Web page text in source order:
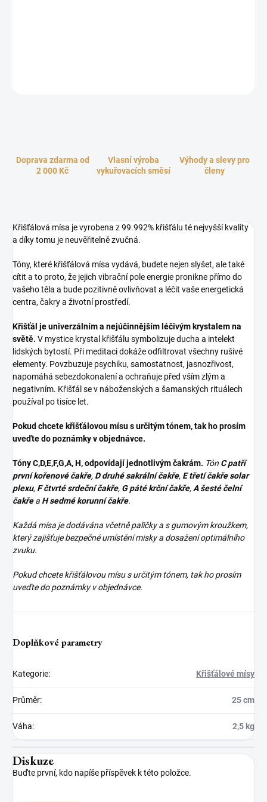
Doprava zdarma od
2 000 Kč
Vlasní výroba
vykuřovacích směsí
Výhody a slevy pro
členy
Křišťálová mísa je vyrobena z 99.992% křišťálu té nejvyšší kvality
a díky tomu je neuvěřitelně zvučná.
Tóny, které křišťálová mísa vydává, budete nejen slyšet, ale také
cítit a to proto, že jejich vibrační pole energie pronikne přímo do
vašeho těla a bude pozitivně ovlivňovat a léčit vaše energetická
centra, čakry a životní prostředí.
Křišťál je univerzálním a nejúčinnějším léčivým krystalem na
světě. V mystice krystal křišťálu symbolizuje ducha a intelekt
lidských bytostí. Při meditaci dokáže odfiltrovat všechny rušivé
elementy. Povzbuzuje psychiku, samostatnost, jasnozřivost,
napomáhá sebezdokonalení a ochraňuje před vším zlým a
negativním. Křišťál se v náboženských a šamanských rituálech
používal po tisíce let.
Pokud chcete křišťálovou mísu s určitým tónem, tak ho prosím
uveďte do poznámky v objednávce.
Tóny C,D,E,F,G,A, H, odpovídají jednotlivým čakrám. Tón C patří
první kořenové čakře, D druhé sakrální čakře, E třetí čakře solar
plexu, F čtvrté srdeční čakře, G páté krční čakře,A šesté čelní
čakřea H sedmé korunní čakře.
Každá mísa je dodávána včetně paličky a s gumovým kroužkem,
který zajišťuje bezpečné umístění misky a dosažení optimálního
zvuku.
Pokud chcete křišťálovou mísu s určitým tónem, tak ho prosím
uveďte do poznámky v objednávce.
Doplňkové parametry
Kategorie: Křišťálové mísy
Průměr: 25 cm
Váha: 2,5 kg
Diskuze
Buďte první, kdo napíše příspěvek k této položce.